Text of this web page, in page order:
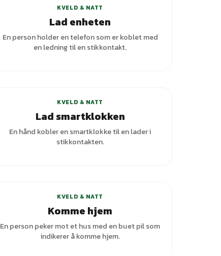
KVELD & NATT
Lad enheten
En person holder en telefon som er koblet med
en ledning til en stikkontakt.
KVELD & NATT
Lad smartklokken
En hånd kobler en smartklokke til en lader i
stikkontakten.
KVELD & NATT
Komme hjem
En person peker mot et hus med en buet pil som
indikerer å komme hjem.